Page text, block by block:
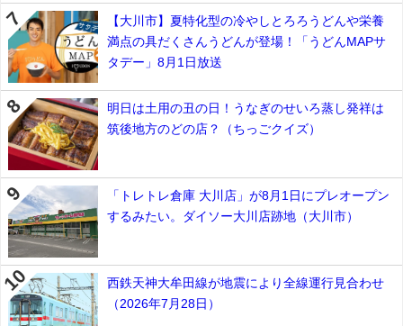
【大川市】夏特化型の冷やしとろろうどんや栄養
満点の具だくさんうどんが登場！「うどんMAPサ
タデー」8月1日放送
明日は土用の丑の日！うなぎのせいろ蒸し発祥は
筑後地方のどの店？（ちっごクイズ）
「トレトレ倉庫 大川店」が8月1日にプレオープン
するみたい。ダイソー大川店跡地（大川市）
西鉄天神大牟田線が地震により全線運行見合わせ
（2026年7月28日）